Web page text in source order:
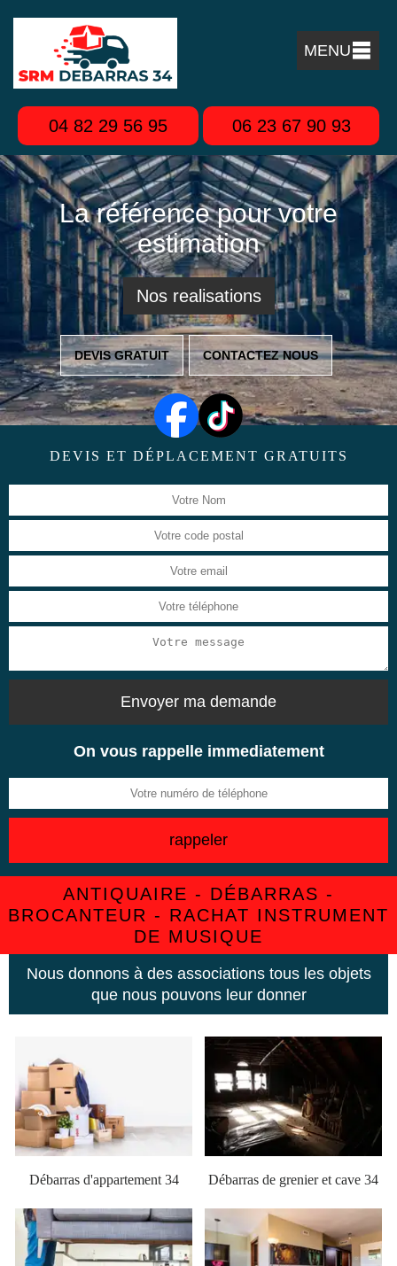
MENU
04 82 29 56 95 06 23 67 90 93
La référence pour votre
estimation
Nos realisations
DEVIS GRATUIT CONTACTEZ NOUS
DEVIS ET DÉPLACEMENT GRATUITS
On vous rappelle immediatement
ANTIQUAIRE - DÉBARRAS -
BROCANTEUR - RACHAT INSTRUMENT
DE MUSIQUE
Nous donnons à des associations tous les objets
que nous pouvons leur donner
Débarras d'appartement 34 Débarras de grenier et cave 34